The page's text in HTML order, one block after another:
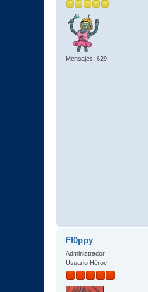
Mensajes: 629
Fl0ppy
Administrador
Usuario Héroe